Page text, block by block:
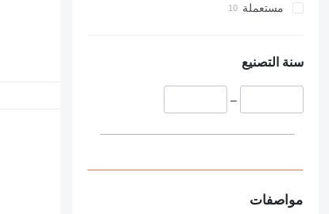
مستعملة
سنة التصنيع
–
مواصفات